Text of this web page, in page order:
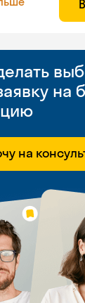
на
на